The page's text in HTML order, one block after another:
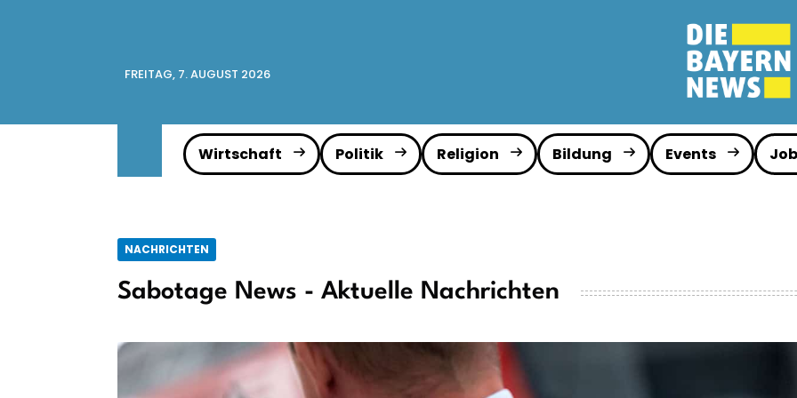
FREITAG, 7. AUGUST 2026
Wirtschaft Politik Religion Bildung Events
NACHRICHTEN
Sabotage News - Aktuelle Nachrichten